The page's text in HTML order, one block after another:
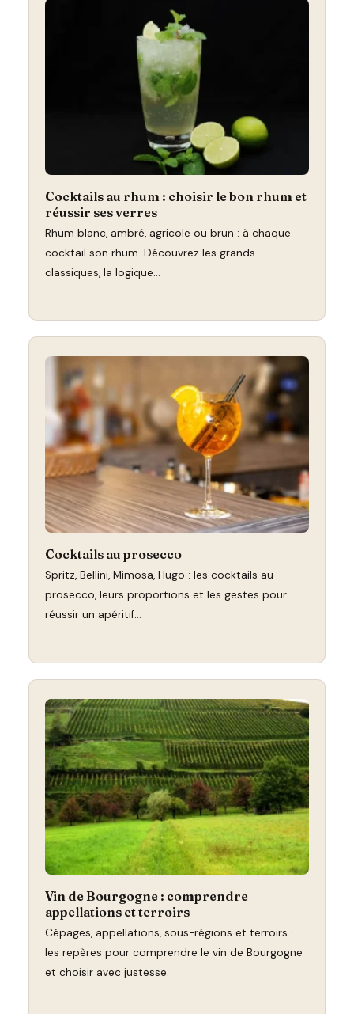
Cocktails au rhum : choisir le bon rhum et
réussir ses verres
Rhum blanc, ambré, agricole ou brun : à chaque
cocktail son rhum. Découvrez les grands
classiques, la logique…
Cocktails au prosecco
Spritz, Bellini, Mimosa, Hugo : les cocktails au
prosecco, leurs proportions et les gestes pour
réussir un apéritif…
Vin de Bourgogne : comprendre
appellations et terroirs
Cépages, appellations, sous-régions et terroirs :
les repères pour comprendre le vin de Bourgogne
et choisir avec justesse.